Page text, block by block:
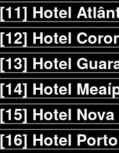
[11] Hotel
[12] Hotel
[13] Hotel
[14] Hotel
[15] Hotel
[16] Hotel